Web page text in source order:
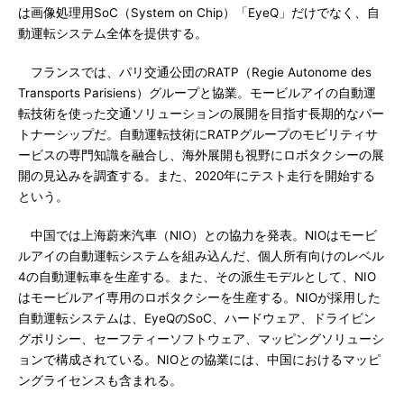
は画像処理用SoC（System on Chip）「EyeQ」だけでなく、自
動運転システム全体を提供する。
フランスでは、パリ交通公団のRATP（Regie Autonome des
Transports Parisiens）グループと協業。モービルアイの自動運
転技術を使った交通ソリューションの展開を目指す長期的なパー
トナーシップだ。自動運転技術にRATPグループのモビリティサ
ービスの専門知識を融合し、海外展開も視野にロボタクシーの展
開の見込みを調査する。また、2020年にテスト走行を開始する
という。
中国では上海蔚来汽車（NIO）との協力を発表。NIOはモービ
ルアイの自動運転システムを組み込んだ、個人所有向けのレベル
4の自動運転車を生産する。また、その派生モデルとして、NIO
はモービルアイ専用のロボタクシーを生産する。NIOが採用した
自動運転システムは、EyeQのSoC、ハードウェア、ドライビン
グポリシー、セーフティーソフトウェア、マッピングソリューシ
ョンで構成されている。NIOとの協業には、中国におけるマッピ
ングライセンスも含まれる。